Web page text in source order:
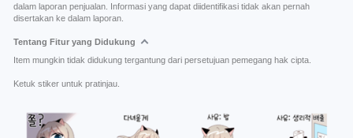
dalam laporan penjualan. Informasi yang dapat diidentifikasi tidak akan pernah
disertakan ke dalam laporan.
Tentang Fitur yang Didukung
Item mungkin tidak didukung tergantung dari persetujuan pemegang hak cipta.
Ketuk stiker untuk pratinjau.